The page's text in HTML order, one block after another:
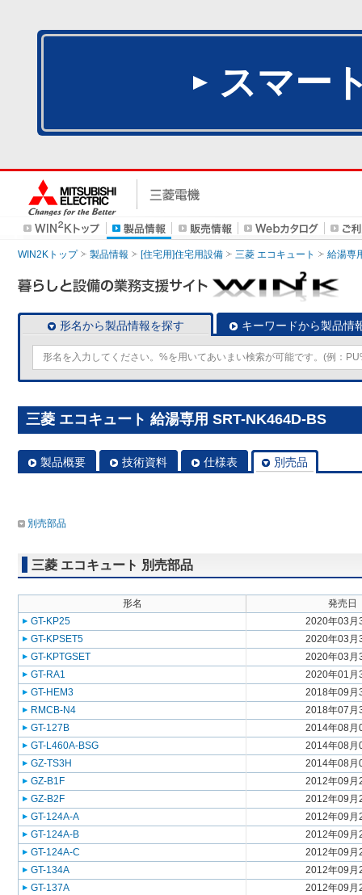
スマー
WIN2Kトップ 製品情報 [住宅用]住宅用設備 三菱 エコキュート 給湯専
形名から製品情報を探す キーワードから製品情
三菱 エコキュート 給湯専用 SRT-NK464D-BS
製品概要 技術資料 仕様表 別売品
別売部品
三菱 エコキュート 別売部品
形名
発売日
GT-KP25
2020年03月
GT-KPSET5
2020年03月
GT-KPTGSET
2020年03月
GT-RA1
2020年01月
GT-HEM3
2018年09月
RMCB-N4
2018年07月
GT-127B
2014年08月
GT-L460A-BSG
2014年08月
GZ-TS3H
2014年08月
GZ-B1F
2012年09月
GZ-B2F
2012年09月
GT-124A-A
2012年09月
GT-124A-B
2012年09月
GT-124A-C
2012年09月
GT-134A
2012年09月
GT-137A
2012年09月